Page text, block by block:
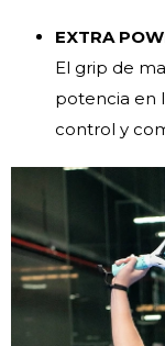
EXTRA
El grip de
potencia en
control y